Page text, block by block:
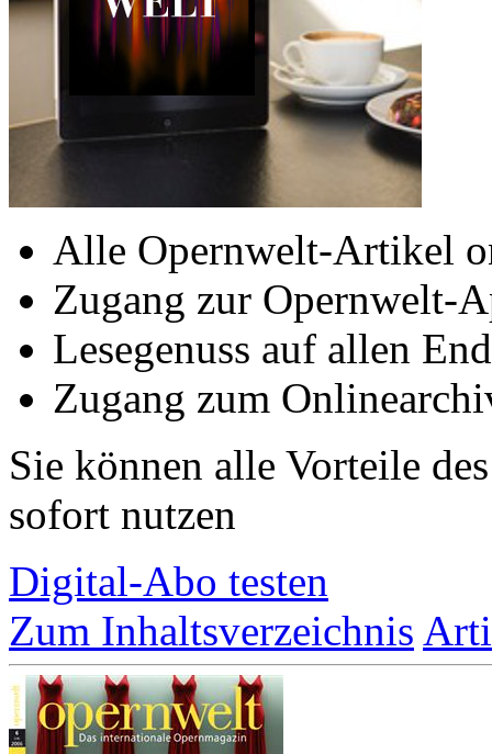
Alle Opernwelt-Artikel
Zugang zur Opernwelt-
Lesegenuss auf allen
Zugang zum
Sie können alle Vorteile
sofort nutzen
Digital-Abo testen
Zum Inhaltsverzeichnis